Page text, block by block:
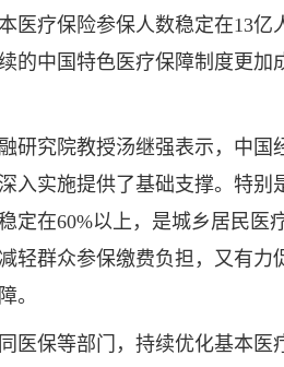
医疗保险参保人数稳定在13
的中国特色医疗保障制度更
研究院教授汤继强表示，中
入实施提供了基础支撑。特
定在60%以上，是城乡居民医
轻群众参保缴费负担，又有力
。
医保等部门，持续优化基本医